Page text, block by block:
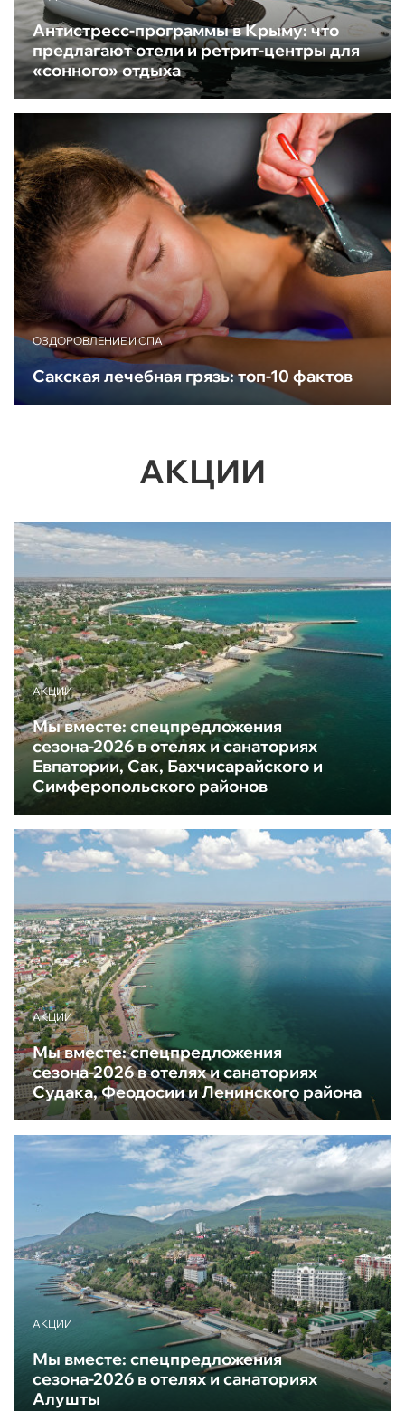
Антистресс-программы в Крыму: что
предлагают отели и ретрит-центры для
«сонного» отдыха
ОЗДОРОВЛЕНИЕ И СПА
Сакская лечебная грязь: топ-10 фактов
АКЦИИ
АКЦИИ
Мы вместе: спецпредложения
сезона-2026 в отелях и санаториях
Евпатории, Сак, Бахчисарайского и
Симферопольского районов
АКЦИИ
Мы вместе: спецпредложения
сезона-2026 в отелях и санаториях
Судака, Феодосии и Ленинского района
АКЦИИ
Мы вместе: спецпредложения
сезона-2026 в отелях и санаториях
Алушты